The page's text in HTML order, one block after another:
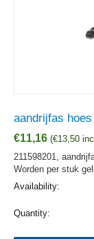
aandrijfas
€11,16 (€13,50
211598201,
Worden per stuk
Availability:
Quantity: